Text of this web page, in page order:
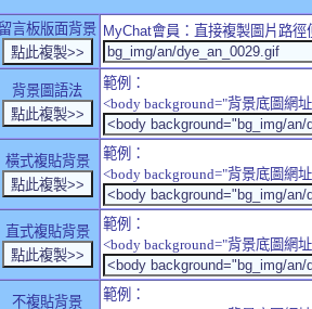
留言板版面背景 MyChat會員：直接複製圖片路
背景圖語法
範例：
<body background="背景底圖網
橫式複貼背景
範例：
<body background="背景底圖網
直式複貼背景
範例：
<body background="背景底圖網
不複貼背景
範例：